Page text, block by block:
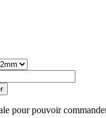
pour pouvoir